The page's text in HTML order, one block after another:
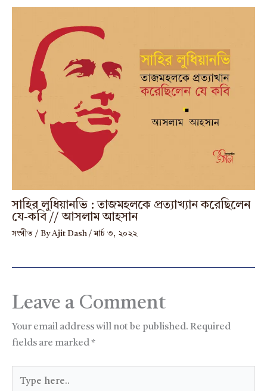
সাহির লুধিয়ানভি : তাজমহলকে প্রত্যাখ্যান করেছিলেন
যে-কবি // আসলাম আহসান
সংগীত / ByAjit Dash /মার্চ ৩, ২০২২
Leave a Comment
Your email address will not be published. Required
fields are marked*